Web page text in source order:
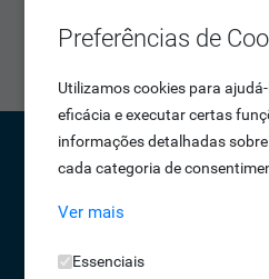
860MHz-960MHz facilitará o
(chamada para a rede fixa nacional)
Preferências de
Utilizamos cookies para
eficácia e executar certas
informações detalhadas
cada categoria de
Ver mais
Essenciais